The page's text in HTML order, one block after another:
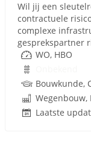
Wil jij een
contractuele
complexe
gesprekspartner
WO, HBO
Laatste